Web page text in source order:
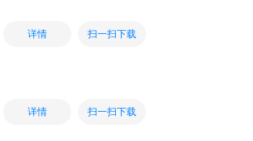
详情 扫一扫下载
详情 扫一扫下载